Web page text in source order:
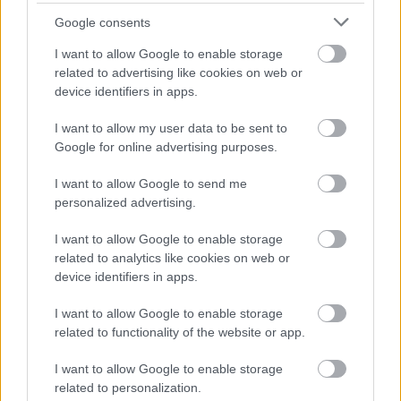
Google consents
I want to allow Google to enable storage
related to advertising like cookies on web or
device identifiers in apps.
I want to allow my user data to be sent to
Google for online advertising purposes.
I want to allow Google to send me
personalized advertising.
I want to allow Google to enable storage
related to analytics like cookies on web or
device identifiers in apps.
I want to allow Google to enable storage
related to functionality of the website or app.
I want to allow Google to enable storage
related to personalization.
támogató kamerás AirPods
megjelenése
PCW.lite| 2026.07.04 18:32
Négy új holdküldetéssel gyorsít rá
a NASA a holdbázisra
Ideiglenes ivókutakat állítanak fel
Budapesten a hőség miatt
PCW.lite
gépházak minden igényre
PR cikk| 2026.06.29 12:15
Az Instagram főnöke szeretné, ha
az algoritmusunk testreszabása